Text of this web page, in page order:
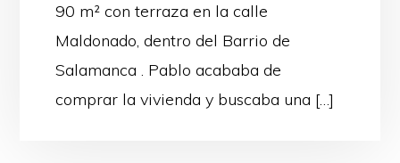
90 m² con terraza en la calle
Maldonado, dentro del Barrio de
Salamanca . Pablo acababa de
comprar la vivienda y buscaba una […]